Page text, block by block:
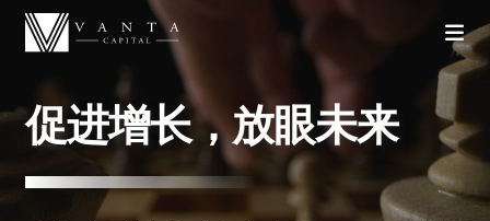
促进增长，放眼未来